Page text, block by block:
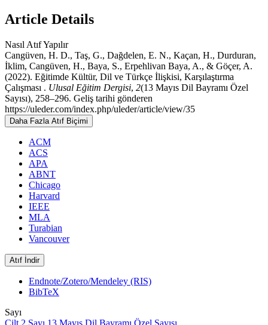
Article Details
Nasıl Atıf Yapılır
Cangüven, H. D., Taş, G., Dağdelen, E. N., Kaçan, H., Durduran,
İklim, Cangüven, H., Baya, S., Erpehlivan Baya, A., & Göçer, A.
(2022). Eğitimde Kültür, Dil ve Türkçe İlişkisi, Karşılaştırma
Çalışması . Ulusal Eğitim Dergisi, 2(13 Mayıs Dil Bayramı Özel
Sayısı), 258–296. Geliş tarihi gönderen
https://uleder.com/index.php/uleder/article/view/35
Daha Fazla Atıf Biçimi
ACM
ACS
APA
ABNT
Chicago
Harvard
IEEE
MLA
Turabian
Vancouver
Atıf İndir
Endnote/Zotero/Mendeley (RIS)
BibTeX
Sayı